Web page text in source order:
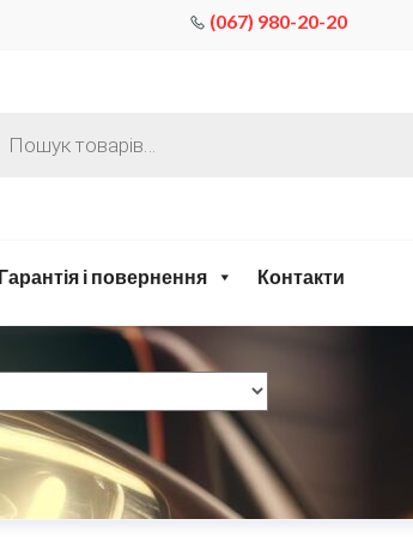
(067) 980-20-20
Гарантія і повернення Контакти